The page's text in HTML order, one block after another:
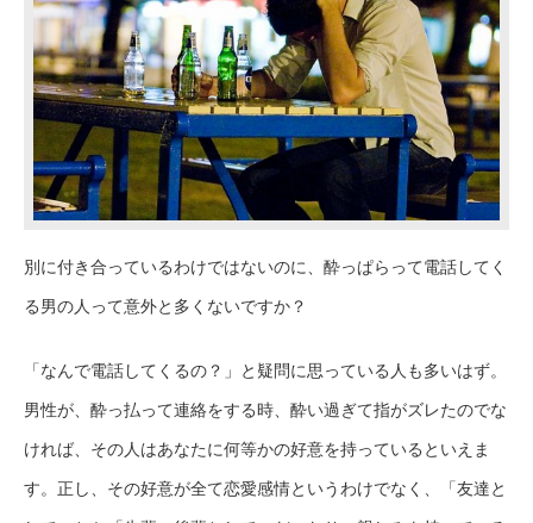
別に付き合っているわけではないのに、酔っぱらって電話してく
る男の人って意外と多くないですか？
「なんで電話してくるの？」と疑問に思っている人も多いはず。
男性が、酔っ払って連絡をする時、酔い過ぎて指がズレたのでな
ければ、その人はあなたに何等かの好意を持っているといえま
す。正し、その好意が全て恋愛感情というわけでなく、「友達と